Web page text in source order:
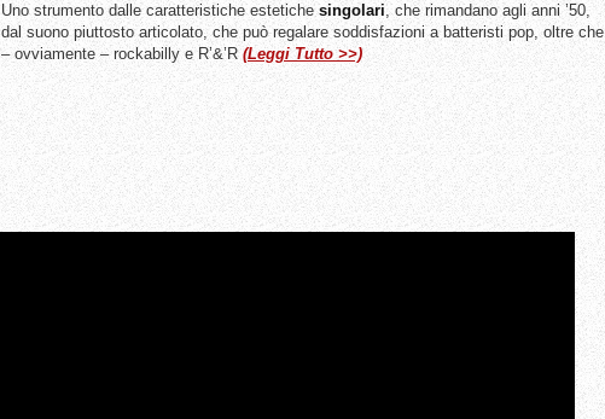
Uno strumento dalle caratteristiche estetichesingolari, che rimandano agli anni ’50,
dal suono piuttosto articolato, che può regalare soddisfazioni a batteristi pop, oltre che
– ovviamente – rockabilly e R’&’R (Leggi Tutto >>)